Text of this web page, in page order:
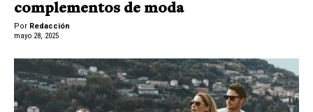
complementos de moda
Por Redacción
mayo 28, 2025